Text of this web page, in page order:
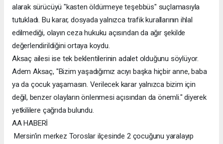
alarak sürücüyü "kasten öldürmeye teşebbüs" suçlamasıyla
tutukladı. Bu karar, dosyada yalnızca trafik kurallarının ihlal
edilmediği, olayın ceza hukuku açısından da ağır şekilde
değerlendirildiğini ortaya koydu.
Aksaç ailesi ise tek beklentilerinin adalet olduğunu söylüyor.
Adem Aksaç, "Bizim yaşadığımız acıyı başka hiçbir anne, baba
ya da çocuk yaşamasın. Verilecek karar yalnızca bizim için
değil, benzer olayların önlenmesi açısından da önemli." diyerek
yetkililere çağrıda bulundu.
AA HABERİ
Mersin'in merkez Toroslar ilçesinde 2 çocuğunu yaralayıp